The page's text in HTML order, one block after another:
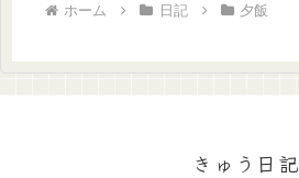
ホーム 日記 夕飯
きゅう日記